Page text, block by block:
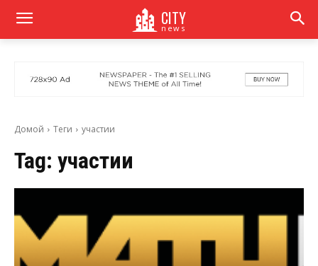
CITY
news
Домой Теги участии
Tag: участии